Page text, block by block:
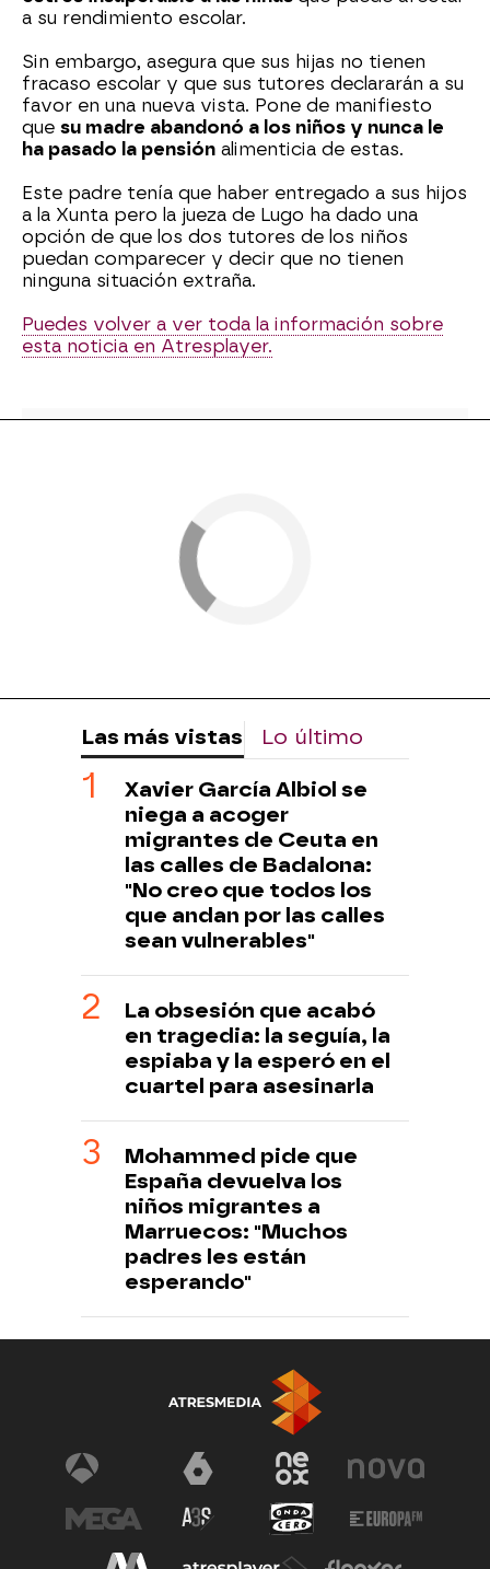
a su rendimiento escolar.
Sin embargo, asegura que sus hijas no tienen
fracaso escolar y que sus tutores declararán a su
favor en una nueva vista. Pone de manifiesto
que su madre abandonó a los niños y nunca le
ha pasado la pensión alimenticia de estas.
Este padre tenía que haber entregado a sus hijos
a la Xunta pero la jueza de Lugo ha dado una
opción de que los dos tutores de los niños
puedan comparecer y decir que no tienen
ninguna situación extraña.
Puedes volver a ver toda la información sobre
esta noticia en Atresplayer.
Las más vistas Lo último
Xavier García Albiol se
niega a acoger
migrantes de Ceuta en
las calles de Badalona:
"No creo que todos los
que andan por las calles
sean vulnerables"
La obsesión que acabó
en tragedia: la seguía, la
espiaba y la esperó en el
cuartel para asesinarla
Mohammed pide que
España devuelva los
niños migrantes a
Marruecos: "Muchos
padres les están
esperando"